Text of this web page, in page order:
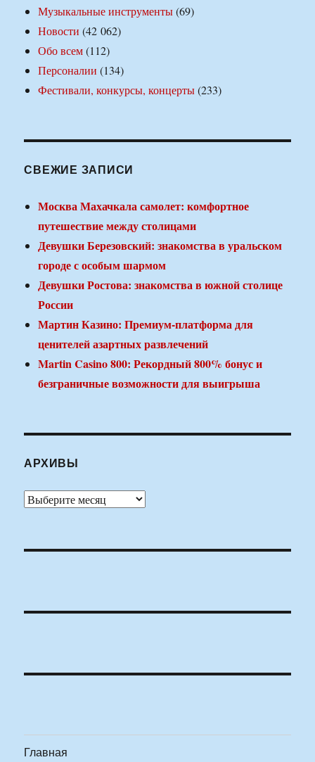
Музыкальные инструменты(69)
Новости (42 062)
Обо всем(112)
Персоналии (134)
Фестивали, конкурсы, концерты(233)
СВЕЖИЕ ЗАПИСИ
Москва Махачкала самолет: комфортное
путешествие между столицами
Девушки Березовский: знакомства в уральском
городе с особым шармом
Девушки Ростова: знакомства в южной столице
России
Мартин Казино: Премиум-платформа для
ценителей азартных развлечений
Martin Casino 800: Рекордный 800% бонус и
безграничные возможности для выигрыша
АРХИВЫ
Архивы
Главная